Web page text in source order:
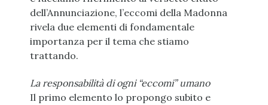
dell’Annunciazione, l’eccomi della Madonna
rivela due elementi di fondamentale
importanza per il tema che stiamo
trattando.
La responsabilità di ogni “eccomi” umano
Il primo elemento lo propongo subito e